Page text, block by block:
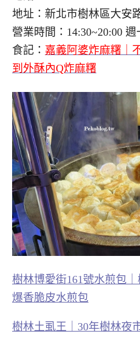
地址：新北市樹林區大安
營業時間：14:30~20:00 週
食記： 嘉義阿婆炸麻糬｜
到外酥內Q炸麻糬
樹林博愛街161號水煎包
爆香脆皮水煎包
樹林土虱王｜30年樹林夜